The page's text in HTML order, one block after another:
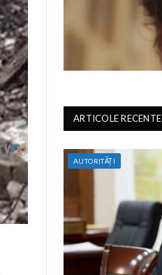
ARTICOLE RECENTE
AUTORITĂȚI